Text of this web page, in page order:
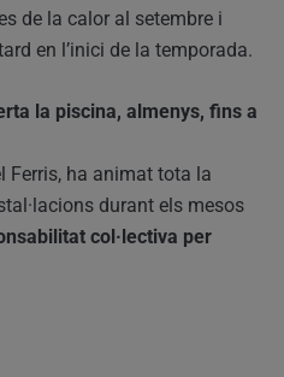
de la calor al setembre i
en l’inici de la temporada.
la piscina, almenys, fins a
Ferris, ha animat tota la
durant els mesos
col·lectiva per